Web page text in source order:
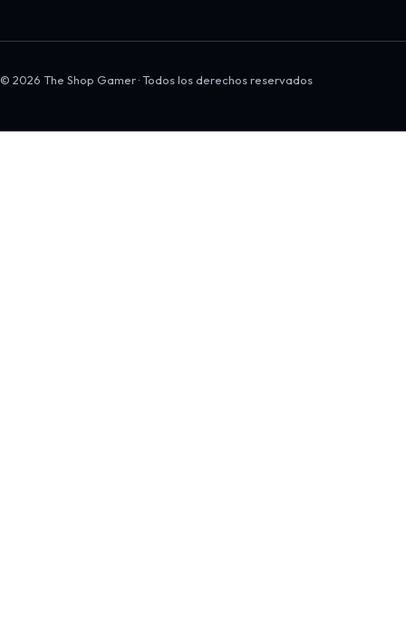
© 2026 The Shop Gamer · Todos los derechos reservados